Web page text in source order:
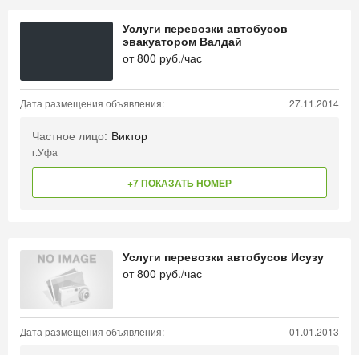
Услуги перевозки автобусов
эвакуатором Валдай
от800 руб./час
Дата размещения объявления: 27.11.2014
Частное лицо: Виктор
г.Уфа
+7 ПОКАЗАТЬ НОМЕР
Услуги перевозки автобусов Исузу
от800 руб./час
Дата размещения объявления: 01.01.2013